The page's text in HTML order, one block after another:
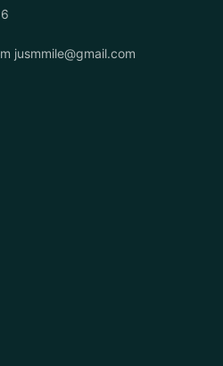
jusmmile@gmail.com